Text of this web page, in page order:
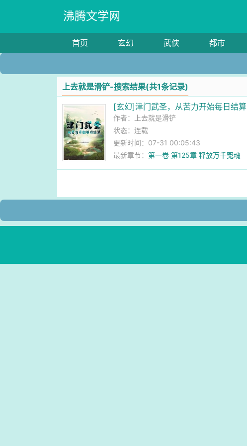
沸腾文学网
首页 玄幻 武侠 都市
上去就是滑铲-搜索结果(共1条记录)
[玄幻]津门武圣，从苦力开始每日结算
作者：
上去就是滑铲
状态：连载
更新时间：07-31 00:05:43
最新章节：第一卷 第125章 释放万千冤魂